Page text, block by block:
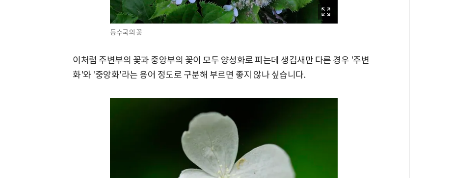
등수국의 꽃
이처럼 주변부의 꽃과 중앙부의 꽃이 모두 양성화로 피는데 생김새만 다른 경우 '주변
화'와 '중앙화'라는 용어 정도로 구분해 부르면 좋지 않나 싶습니다.